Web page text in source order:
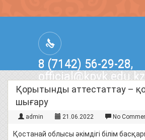
8 (7142) 56-29-28,
official@kpvk.edu.kz
г.Костанай, Проспект Кобыланды
Батыра, 3
Қорытынды аттестаттау –
шығару
admin 21.06.2022 No
Қостанай облысы әкімдігі білім